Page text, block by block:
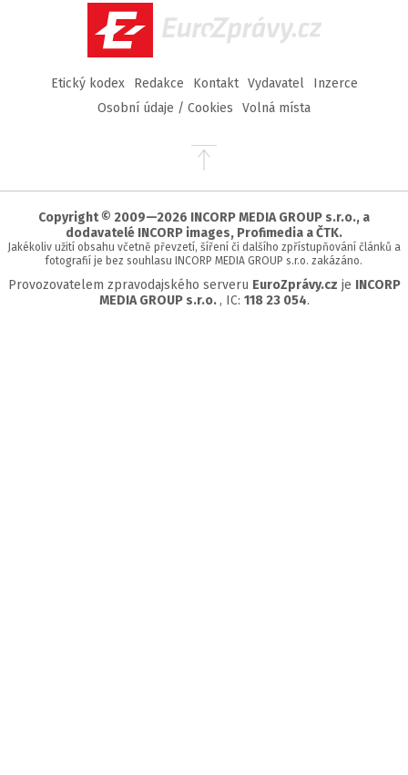
EuroZprávy.cz
Etický kodex Redakce Kontakt Vydavatel
Inzerce
Osobní údaje / Cookies
Volná místa
Přejít
stránky
Copyright © 2009—2026 INCORP MEDIA GROUP s.r.o., a
dodavatelé INCORP images, Profimedia a ČTK.
Jakékoliv užití obsahu včetně převzetí, šíření či dalšího zpřístupňování článků a
fotografií je bez souhlasu INCORP MEDIA GROUP s.r.o. zakázáno.
Provozovatelem zpravodajského serveru EuroZprávy.cz je INCORP
MEDIA GROUP s.r.o. , IC: 118 23 054.